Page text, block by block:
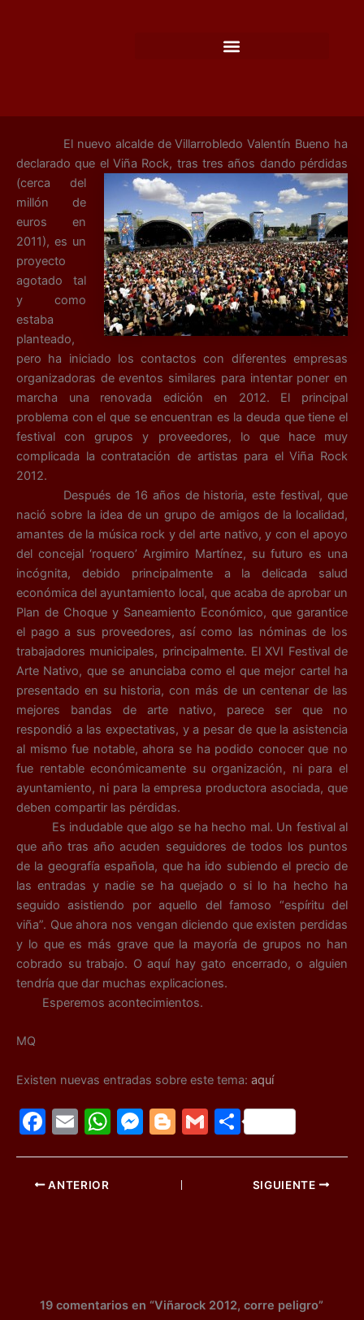
El nuevo alcalde de Villarrobledo Valentín Bueno ha
declarado que el Viña Rock, tras tres años dando pérdidas
(cerca del
millón de
euros en
2011), es un
proyecto
agotado tal
y como
estaba
planteado,
pero ha iniciado los contactos con diferentes empresas
organizadoras de eventos similares para intentar poner en
marcha una renovada edición en 2012. El principal
problema con el que se encuentran es la deuda que tiene el
festival con grupos y proveedores, lo que hace muy
complicada la contratación de artistas para el Viña Rock
2012.
Después de 16 años de historia, este festival, que
nació sobre la idea de un grupo de amigos de la localidad,
amantes de la música rock y del arte nativo, y con el apoyo
del concejal ‘roquero’ Argimiro Martínez, su futuro es una
incógnita, debido principalmente a la delicada salud
económica del ayuntamiento local, que acaba de aprobar un
Plan de Choque y Saneamiento Económico, que garantice
el pago a sus proveedores, así como las nóminas de los
trabajadores municipales, principalmente. El XVI Festival de
Arte Nativo, que se anunciaba como el que mejor cartel ha
presentado en su historia, con más de un centenar de las
mejores bandas de arte nativo, parece ser que no
respondió a las expectativas, y a pesar de que la asistencia
al mismo fue notable, ahora se ha podido conocer que no
fue rentable económicamente su organización, ni para el
ayuntamiento, ni para la empresa productora asociada, que
deben compartir las pérdidas.
Es indudable que algo se ha hecho mal. Un festival al
que año tras año acuden seguidores de todos los puntos
de la geografía española, que ha ido subiendo el precio de
las entradas y nadie se ha quejado o si lo ha hecho ha
seguido asistiendo por aquello del famoso “espíritu del
viña”. Que ahora nos vengan diciendo que existen perdidas
y lo que es más grave que la mayoría de grupos no han
cobrado su trabajo. O aquí hay gato encerrado, o alguien
tendría que dar muchas explicaciones.
Esperemos acontecimientos.
MQ
Existen nuevas entradas sobre este tema: aquí
F
c
e
k
E
ai
l
W M
er
Bl
g
g
G C
m
p
ANTERIOR SIGUIENTE
19 comentarios en “Viñarock 2012, corre peligro”